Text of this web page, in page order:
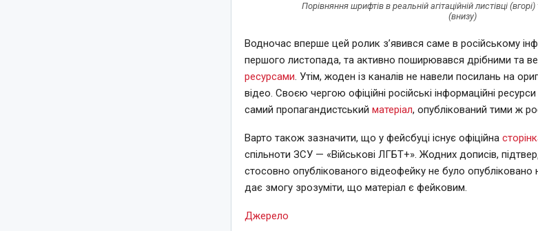
Порівняння шрифтів в реальній агітаційній листівці
(внизу)
Водночас вперше цей ролик з’явився саме в російському
першого листопада, та активно поширювався дрібними та
ресурсами. Утім, жоден із каналів не навели посилань на
відео. Своєю чергою офіційні російські інформаційні
самий пропагандистськийматеріал, опублікований тими ж
Варто також зазначити, що у фейсбуці існує офіційна
спільноти ЗСУ — «Військові ЛГБТ+». Жодних дописів,
стосовно опублікованого відеофейку не було опубліковано
дає змогу зрозуміти, що матеріал є фейковим.
Джерело